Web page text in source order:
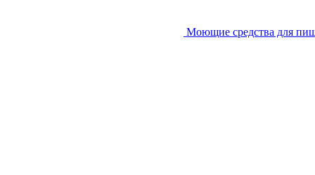
Моющие средства для